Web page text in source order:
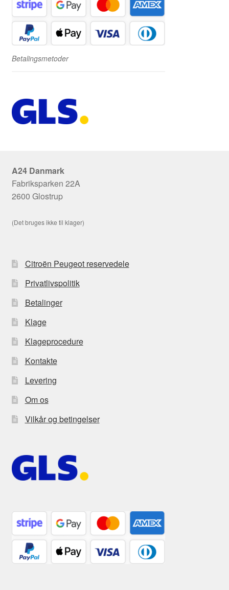
Betalingsmetoder
A24 Danmark
Fabriksparken 22A
2600 Glostrup
(Det bruges ikke til klager)
Citroën Peugeot reservedele
Privatlivspolitik
Betalinger
Klage
Klageprocedure
Kontakte
Levering
Om os
Vilkår og betingelser